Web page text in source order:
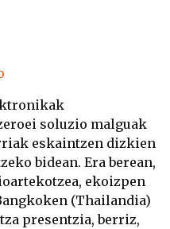
soluzio malguak
eskaintzen dizkien
bidean. Era berean,
ekoizpen
(Thailandia)
presentzia, berriz,